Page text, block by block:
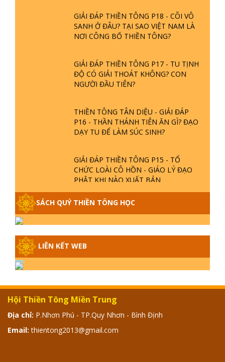
GIẢI ĐÁP THIỀN TÔNG P18 - CÕI VÔ
SANH Ở ĐÂU? TẠI SAO VIỆT NAM LÀ
NƠI CÔNG BỐ THIỀN TÔNG?
GIẢI ĐÁP THIỀN TÔNG P17 - TU TỊNH
ĐỘ CÓ GIẢI THOÁT KHÔNG? CON
NGƯỜI ĐẦU TIÊN?
THIỀN TÔNG TÂN DIỆU - GIẢI ĐÁP
P16 - THẦN THÁNH TIÊN ĂN GÌ? ĐẠO
DẠY TU ĐỂ LÀM SÚC SINH?
GIẢI ĐÁP THIỀN TÔNG P15 - TỔ
CHỨC LOÀI CÔ HỒN - GIÁO LÝ ĐẠO
PHẬT KHI NÀO XUẤT BẢN
GIẢI ĐÁP THIỀN TÔNG ĐẶC BIỆT -
P14 - NGUỒN GỐC ÂM LỊCH DƯƠNG
LỊCH - TẦNG BÌNH LƯU LỚN ĐẾN
ĐÂU
GIẢI ĐÁP THIỀN TÔNG ĐẶC BIỆT -
ĐƯỢC KHÔNG? XÁ LỢI PHẬT THẬT -
GIẢI ĐÁP THIỀN TÔNG ĐẶC BIỆT -
P12 - SỰ THẬT VỀ ĐẠI HỒNG THỦY?
TRỜI ĐÁNH THÁNH ĐÂM THẦN VẶN
HỌNG?
SÁCH QUÝ THIỀN TÔNG HỌC
LIÊN KẾT WEB
Hội Thiền Tông Miền Trung
Địa chỉ: P.Nhơn Phú - TP.Quy Nhơn - Bình Định
Email: thientong2013@gmail.com